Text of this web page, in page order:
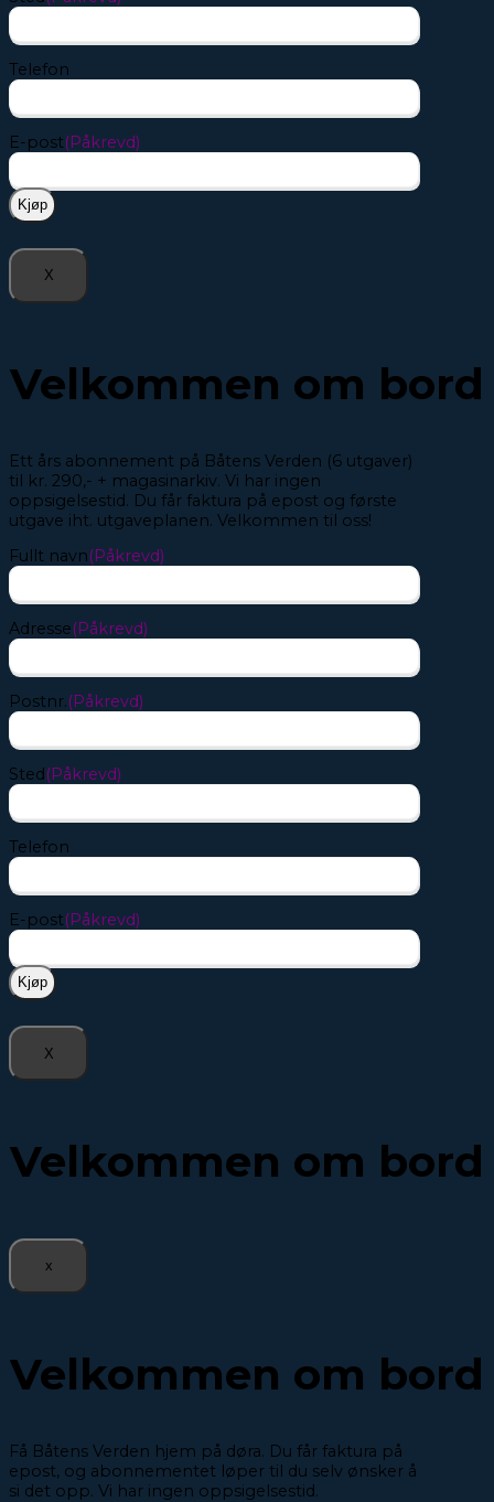
Telefon
E-post(Påkrevd)
X
Velkommen om bord
Ett års abonnement på Båtens Verden (6 utgaver)
til kr. 290,- + magasinarkiv. Vi har ingen
oppsigelsestid. Du får faktura på epost og første
utgave iht. utgaveplanen. Velkommen til oss!
Fullt navn(Påkrevd)
Adresse(Påkrevd)
Postnr.(Påkrevd)
Sted(Påkrevd)
Telefon
E-post(Påkrevd)
X
Velkommen om bord
x
Velkommen om bord
Få Båtens Verden hjem på døra. Du får faktura på
epost, og abonnementet løper til du selv ønsker å
si det opp. Vi har ingen oppsigelsestid.